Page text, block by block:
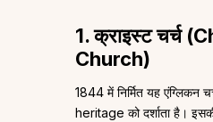
1. क्राइस्ट चर्च
Church)
1844 में निर्मित यह एंग्लिकन
heritage को दर्शाता है।